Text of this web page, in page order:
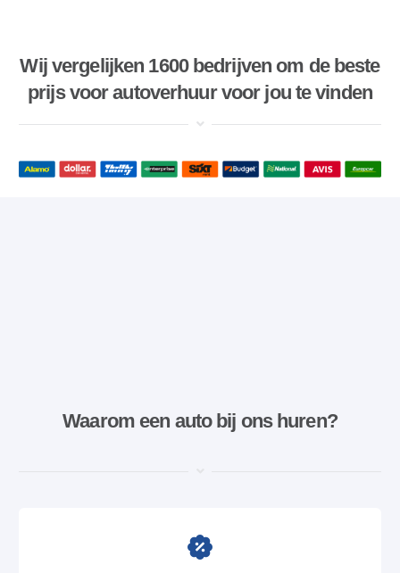
Wij vergelijken 1600 bedrijven om de beste
prijs voor autoverhuur voor jou te vinden
Waarom een ​​auto bij ons huren?